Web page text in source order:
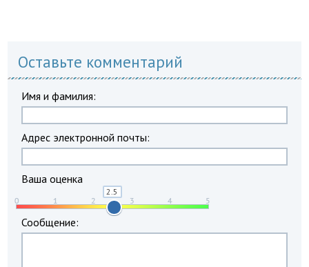
Оставьте комментарий
Имя и фамилия:
Адрес электронной почты:
Ваша оценка
Сообщение: